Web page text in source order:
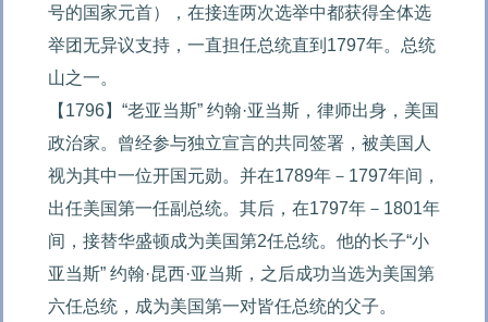
号的国家元首），在接连两次选举中都获得全体选
举团无异议支持，一直担任总统直到1797年。总统
山之一。
【1796】“老亚当斯” 约翰·亚当斯，律师出身，美国
政治家。曾经参与独立宣言的共同签署，被美国人
视为其中一位开国元勋。并在1789年－1797年间，
出任美国第一任副总统。其后，在1797年－1801年
间，接替华盛顿成为美国第2任总统。他的长子“小
亚当斯” 约翰·昆西·亚当斯，之后成功当选为美国第
六任总统，成为美国第一对皆任总统的父子。